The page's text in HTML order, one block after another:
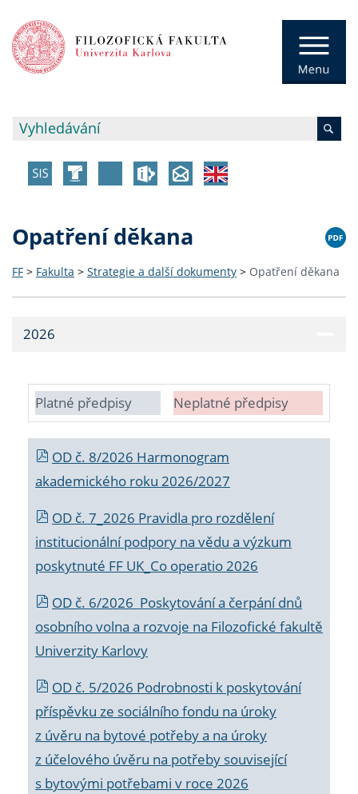
Opatření děkana
FF > Fakulta > Strategie a další dokumenty > Opatření děkana
2026
Platné předpisy Neplatné předpisy
OD č. 8/2026 Harmonogram
akademického roku 2026/2027
OD č. 7_2026 Pravidla pro rozdělení
institucionální podpory na vědu a výzkum
poskytnuté FF UK_Co operatio 2026
OD č. 6/2026 Poskytování a čerpání dnů
osobního volna a rozvoje na Filozofické fakultě
Univerzity Karlovy
OD č. 5/2026 Podrobnosti k poskytování
příspěvku ze sociálního fondu na úroky
z úvěru na bytové potřeby a na úroky
z účelového úvěru na potřeby související
s bytovými potřebami v roce 2026